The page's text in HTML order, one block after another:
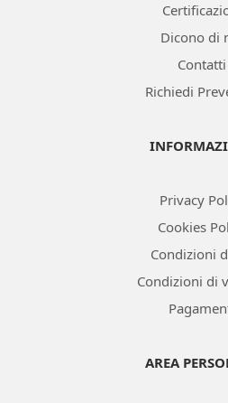
Dicono di
Contatti
Richiedi
Privacy
Cookies
Condizioni
Condizioni di
AREA